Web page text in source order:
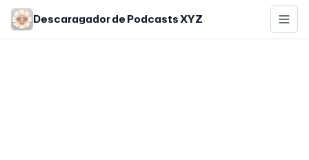
Skip to main content
Descaragador de Podcasts XYZ